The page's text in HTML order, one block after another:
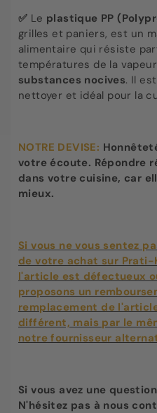
✅ Le plastique PP
grilles et paniers, est un
alimentaire qui résiste
températures de la vapeur
substances nocives. Il
nettoyer et idéal pour la
NOTRE DEVISE:
votre écoute. Répondre
dans votre cuisine, car
mieux.
Si vous ne vous sentez
de votre achat sur Prati-
l'article est défectueux
proposons un
remplacement de
différent, mais par le
notre fournisseur
Si vous avez une
N'hésitez pas à nous